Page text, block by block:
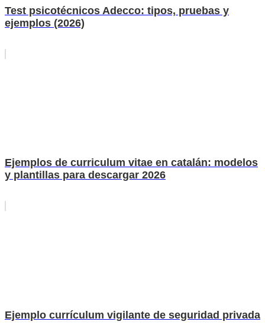
Test psicotécnicos Adecco: tipos, pruebas y
ejemplos (2026)
Ejemplos de curriculum vitae en catalán: modelos
y plantillas para descargar 2026
Ejemplo currículum vigilante de seguridad privada